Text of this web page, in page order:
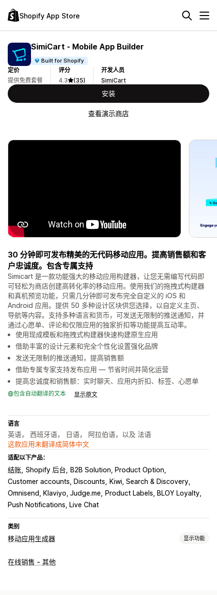
Shopify App Store
SimiCart ‑ Mobile App Builder
Built for Shopify
定价
提供免费套餐
评分
4.3
(35)
开发人员
SimiCart
安装
查看演示商店
30 分钟即可发布精美的无代码移动应用。提高销售额和客
户忠诚度。包含专属支持
Simicart 是一款功能强大的移动应用构建器，让您无需编写代码即
可轻松为商店创建高转化率的移动应用。使用我们的拖拽式构建器
和真机预览功能，只需几分钟即可发布完全自定义的 iOS 和
Android 应用。提供 50 多种设计区块供您选择，以自定义主页、
导航等内容。支持多种语言和货币，可发送无限制的推送通知，并
通过心愿单、评论和仅限应用的独家折扣等功能提高互动率。
使用现成模板和拖拽式构建器快速构建原生应用
借助丰富的设计元素和完全个性化设置强化品牌
发送无限制的推送通知，提高销售额
借助专属专家支持发布应用 — 节省时间并简化运营
提高忠诚度和销售额：实时聊天、应用内折扣、标签、心愿单
包含自动翻译的文本 显示原文
语言
英语， 西班牙语， 日语， 阿拉伯语，以及 法语
这款应用未翻译成简体中文
适配以下产品：
结账 Shopify 后台
B2B Solution, Product Option
Customer accounts, Discounts
Kiwi, Search & Discovery
Omnisend, Klaviyo, Judge.me
Product Labels, BLOY Loyalty
Push Notifications, Live Chat
类别
移动应用生成器 显示功能
自定义
在线销售 - 其他